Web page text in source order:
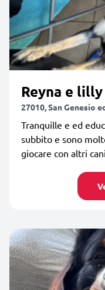
Reyna e lilly
27010, San Genesio
Tranquille e ed
subbito e sono
giocare con altri